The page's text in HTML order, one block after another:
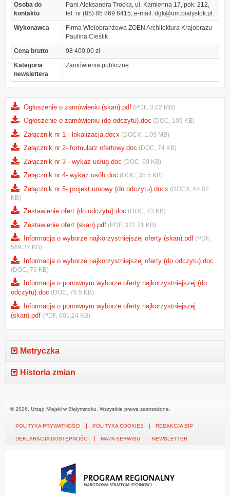
Osoba do
kontaktu
Pani Aleksandra Trocka, ul. Kamienna 17, pok. 212,
tel. nr (85) 85 869 6415, e-mail: dgk@um.bialystok.pl.
Wykonawca
Firma Wielobranżowa ZOEN Architektura Krajobrazu
Paulina Cieślik
Cena brutto
98 400,00 zł
Kategoria
newslettera
Zamówienia publiczne
Ogłoszenie o zamówieniu (skan).pdf (PDF, 3.02 MB)
Ogłoszenie o zamówieniu (do odczytu).doc (DOC, 109 KB)
Załącznik nr 1 - lokalizacja.docx (DOCX, 1.09 MB)
Załącznik nr 2- formularz ofertowy.doc (DOC, 74 KB)
Załącznik nr 3 - wykaz usług.doc (DOC, 69 KB)
Załącznik nr 4- wykaz osób.doc (DOC, 35.5 KB)
Załącznik nr 5- projekt umowy (do odczytu).docx (DOCX, 64.02
KB)
Zestawienie ofert (do odczytu).doc (DOC, 73 KB)
Zestawienie ofert (skan).pdf (PDF, 322.71 KB)
Informacja o wyborze najkorzystniejszej oferty (skan).pdf (PDF,
569.37 KB)
Informacja o wyborze najkorzystniejszej oferty (do odczytu).doc
(DOC, 76 KB)
Informacja o ponownym wyborze oferty najkorzystniejszej (do
odczytu).doc (DOC, 76.5 KB)
Informacja o ponownym wyborze oferty najkorzystniejszej
(skan).pdf (PDF, 601.24 KB)
Metryczka
Historia zmian
© 2026. Urząd Miejski w Białymstoku. Wszystkie prawa zastrzeżone.
POLITYKA PRYWATNOŚCI POLITYKA COOKIES REDAKCJA BIP
DEKLARACJA DOSTĘPNOŚCI MAPA SERWISU NEWSLETTER